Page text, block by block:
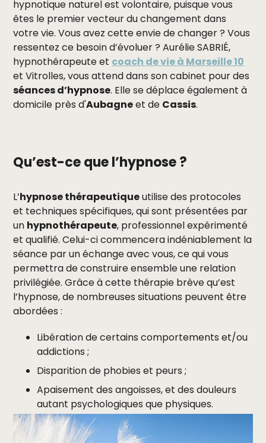
hypnotique naturel est volontaire, puisque vous
êtes le premier vecteur du changement dans
votre vie. Vous avez cette envie de changer ? Vous
ressentez ce besoin d’évoluer ? Aurélie SABRIÉ,
hypnothérapeute et coach de vie à Marseille 10
et Vitrolles, vous attend dans son cabinet pour des
séances d’hypnose. Elle se déplace également à
domicile près d'Aubagneet de Cassis.
Qu’est-ce que l’hypnose ?
L’hypnose thérapeutiqueutilise des protocoles
et techniques spécifiques, qui sont présentées par
un hypnothérapeute, professionnel expérimenté
et qualifié. Celui-ci commencera indéniablement la
séance par un échange avec vous, ce qui vous
permettra de construire ensemble une relation
privilégiée. Grâce à cette thérapie brève qu’est
l’hypnose, de nombreuses situations peuvent être
abordées :
Libération de certains comportements et/ou
addictions ;
Disparition de phobies et peurs ;
Apaisement des angoisses, et des douleurs
autant psychologiques que physiques.